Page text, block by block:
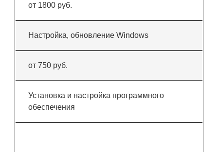
от 1800 руб.
Настройка, обновление Windows
от 750 руб.
Установка и настройка программного
обеспечения